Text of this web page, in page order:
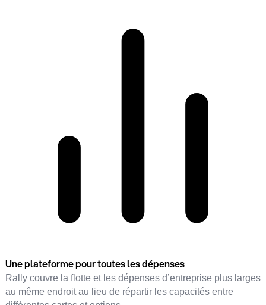
Une plateforme pour toutes les dépenses
Rally couvre la flotte et les dépenses d’entreprise plus larges
au même endroit au lieu de répartir les capacités entre